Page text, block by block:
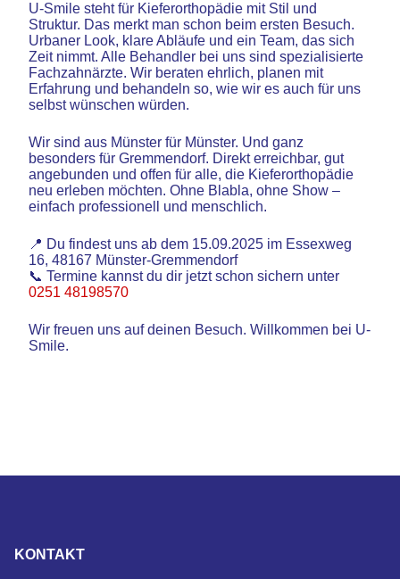
U-Smile steht für Kieferorthopädie mit Stil und
Struktur. Das merkt man schon beim ersten Besuch.
Urbaner Look, klare Abläufe und ein Team, das sich
Zeit nimmt. Alle Behandler bei uns sind spezialisierte
Fachzahnärzte. Wir beraten ehrlich, planen mit
Erfahrung und behandeln so, wie wir es auch für uns
selbst wünschen würden.
Wir sind aus Münster für Münster. Und ganz
besonders für Gremmendorf. Direkt erreichbar, gut
angebunden und offen für alle, die Kieferorthopädie
neu erleben möchten. Ohne Blabla, ohne Show –
einfach professionell und menschlich.
📍 Du findest uns ab dem 15.09.2025 im Essexweg
16, 48167 Münster-Gremmendorf
📞 Termine kannst du dir jetzt schon sichern unter
0251 48198570
Wir freuen uns auf deinen Besuch. Willkommen bei U-
Smile.
KONTAKT